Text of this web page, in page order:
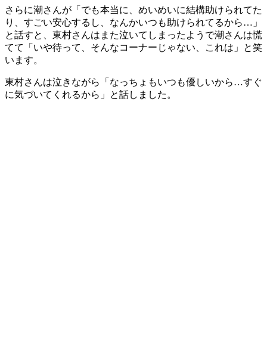
さらに潮さんが「でも本当に、めいめいに結構助けられてた
り、すごい安心するし、なんかいつも助けられてるから…」
と話すと、東村さんはまた泣いてしまったようで潮さんは慌
てて「いや待って、そんなコーナーじゃない、これは」と笑
います。
東村さんは泣きながら「なっちょもいつも優しいから…すぐ
に気づいてくれるから」と話しました。